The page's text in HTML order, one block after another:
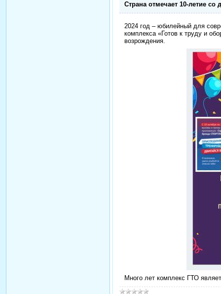
Страна отмечает 10-летие
2024 год – юбилейный для
комплекса «Готов к труду и
возрождения.
Много лет комплекс ГТО